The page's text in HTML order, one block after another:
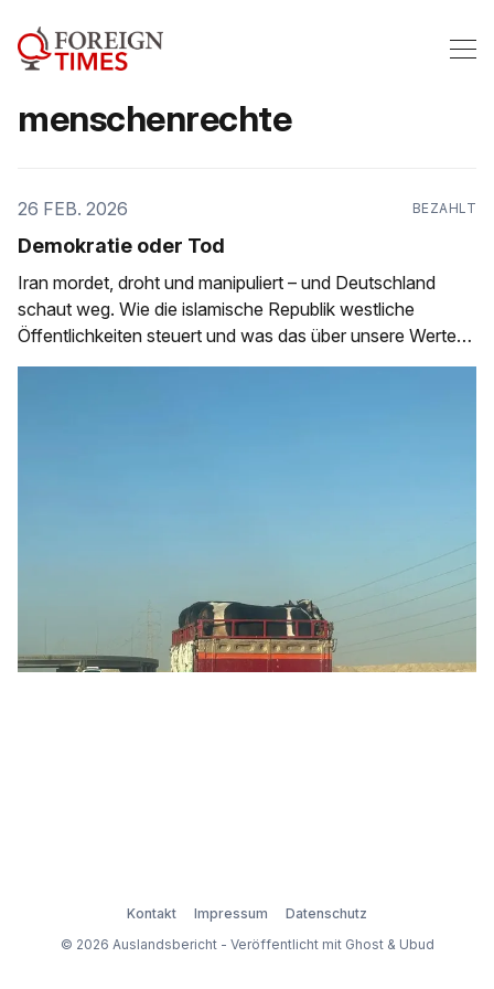
menschenrechte
26 FEB. 2026 BEZAHLT
Demokratie oder Tod
Iran mordet, droht und manipuliert – und Deutschland
schaut weg. Wie die islamische Republik westliche
Öffentlichkeiten steuert und was das über unsere Werte
aussagt.
Kontakt Impressum
Datenschutz
© 2026 Auslandsbericht - Veröffentlicht mit Ghost& Ubud